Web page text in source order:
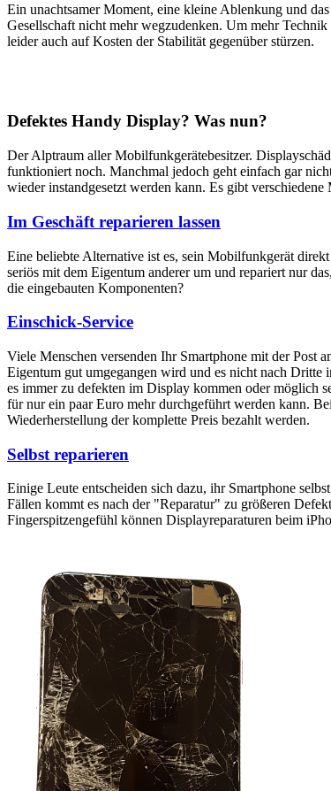
Ein unachtsamer Moment, eine kleine Ablenkung und
Gesellschaft nicht mehr wegzudenken. Um mehr
leider auch auf Kosten der Stabilität gegenüber stürzen.
Defektes Handy Display? Was nun?
Der Alptraum aller Mobilfunkgerätebesitzer.
funktioniert noch. Manchmal jedoch geht einfach gar
wieder instandgesetzt werden kann. Es gibt
Im Geschäft reparieren lassen
Eine beliebte Alternative ist es, sein Mobilfunkgerät
seriös mit dem Eigentum anderer um und repariert nur
die eingebauten Komponenten?
Einschick-Service
Viele Menschen versenden Ihr Smartphone mit der Post
Eigentum gut umgegangen wird und es nicht nach
es immer zu defekten im Display kommen oder möglich
für nur ein paar Euro mehr durchgeführt werden kann.
Wiederherstellung der komplette Preis bezahlt werden.
Selbst reparieren
Einige Leute entscheiden sich dazu, ihr Smartphone
Fällen kommt es nach der "Reparatur" zu größeren
Fingerspitzengefühl können Displayreparaturen beim